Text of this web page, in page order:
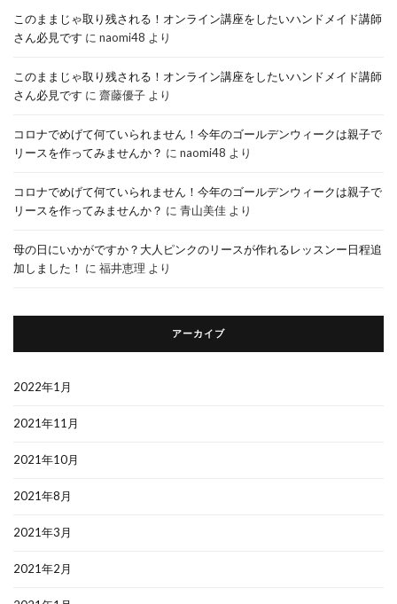
このままじゃ取り残される！オンライン講座をしたいハンドメイド講師
さん必見です に naomi48 より
このままじゃ取り残される！オンライン講座をしたいハンドメイド講師
さん必見です に 齋藤優子 より
コロナでめげて何ていられません！今年のゴールデンウィークは親子で
リースを作ってみませんか？ に naomi48 より
コロナでめげて何ていられません！今年のゴールデンウィークは親子で
リースを作ってみませんか？ に 青山美佳 より
母の日にいかがですか？大人ピンクのリースが作れるレッスンー日程追
加しました！ に 福井恵理 より
アーカイブ
2022年1月
2021年11月
2021年10月
2021年8月
2021年3月
2021年2月